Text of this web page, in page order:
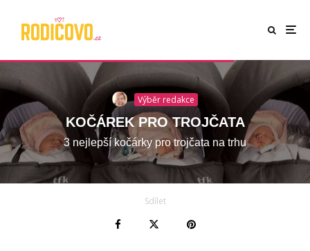
Výběr redakce
KOČÁREK PRO TROJČATA
3 nejlepší kočárky pro trojčata na trhu
Sdílet